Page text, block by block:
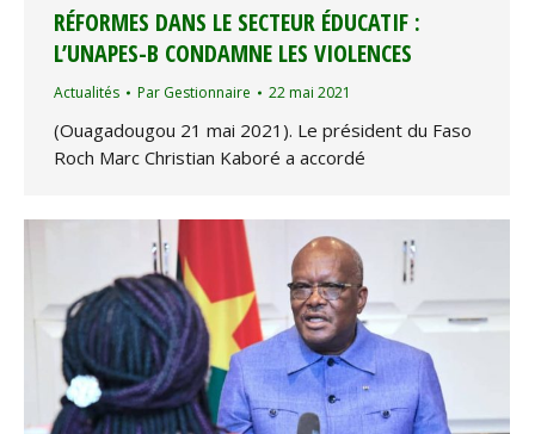
RÉFORMES DANS LE SECTEUR ÉDUCATIF :
L’UNAPES-B CONDAMNE LES VIOLENCES
Actualités Par Gestionnaire 22 mai 2021
(Ouagadougou 21 mai 2021). Le président du Faso
Roch Marc Christian Kaboré a accordé